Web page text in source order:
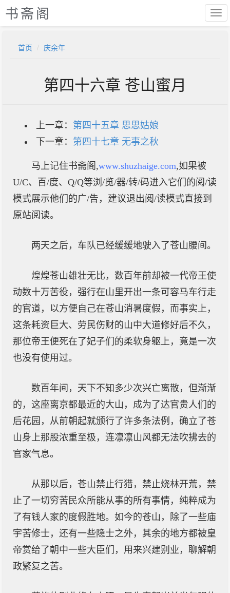
书斋阁
首页 庆余年
第四十六章 苍山蜜月
上一章： 第四十五章 思思姑娘
下一章： 第四十七章 无事之秋
马上记住书斋阁,www.shuzhaige.com,如果被
U/C、百/度、Q/Q等浏/览/器/转/码进入它们的阅/读
模式展示他们的广/告，建议退出阅/读模式直接到
原站阅读。
两天之后，车队已经缓缓地驶入了苍山腰间。
煌煌苍山雄壮无比，数百年前却被一代帝王使
动数十万苦役，强行在山里开出一条可容马车行走
的官道，以方便自己在苍山消暑度假，而事实上，
这条耗资巨大、劳民伤财的山中大道修好后不久，
那位帝王便死在了妃子们的柔软身躯上，竟是一次
也没有使用过。
数百年间，天下不知多少次兴亡离散，但渐渐
的，这座离京都最近的大山，成为了达官贵人们的
后花园，从前朝起就颁行了许多条法例，确立了苍
山身上那股浓重至极，连凛凛山风都无法吹拂去的
官家气息。
从那以后，苍山禁止行猎，禁止烧林开荒，禁
止了一切穷苦民众所能从事的所有事情，纯粹成为
了有钱人家的度假胜地。如今的苍山，除了一些庙
宇苦修士，还有一些隐士之外，其余的地方都被皇
帝赏给了朝中一些大臣们，用来兴建别业，聊解朝
政繁复之苦。